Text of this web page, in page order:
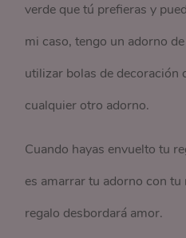
verde que tú prefieras y
mi caso, tengo un adorno
utilizar bolas de decoración
cualquier otro adorno.
Cuando hayas envuelto tu
es amarrar tu adorno con tu
regalo desbordará amor.